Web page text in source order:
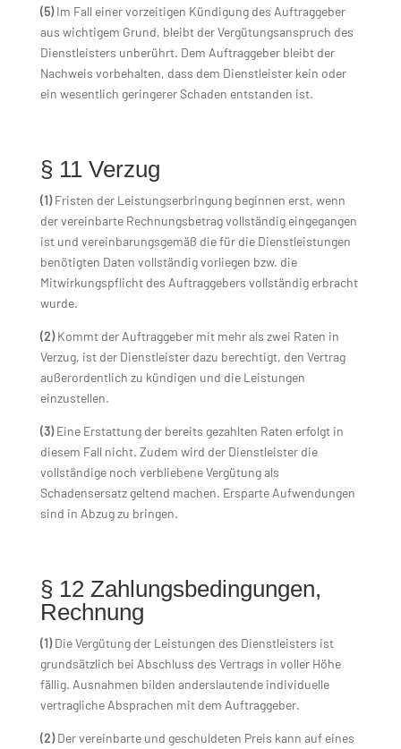
(5)Im Fall einer vorzeitigen Kündigung des Auftraggeber
aus wichtigem Grund, bleibt der Vergütungsanspruch des
Dienstleisters unberührt. Dem Auftraggeber bleibt der
Nachweis vorbehalten, dass dem Dienstleister kein oder
ein wesentlich geringerer Schaden entstanden ist.
§ 11 Verzug
(1)Fristen der Leistungserbringung beginnen erst, wenn
der vereinbarte Rechnungsbetrag vollständig eingegangen
ist und vereinbarungsgemäß die für die Dienstleistungen
benötigten Daten vollständig vorliegen bzw. die
Mitwirkungspflicht des Auftraggebers vollständig erbracht
wurde.
(2)Kommt der Auftraggeber mit mehr als zwei Raten in
Verzug, ist der Dienstleister dazu berechtigt, den Vertrag
außerordentlich zu kündigen und die Leistungen
einzustellen.
(3)Eine Erstattung der bereits gezahlten Raten erfolgt in
diesem Fall nicht. Zudem wird der Dienstleister die
vollständige noch verbliebene Vergütung als
Schadensersatz geltend machen. Ersparte Aufwendungen
sind in Abzug zu bringen.
§ 12 Zahlungsbedingungen,
Rechnung
(1)Die Vergütung der Leistungen des Dienstleisters ist
grundsätzlich bei Abschluss des Vertrags in voller Höhe
fällig. Ausnahmen bilden anderslautende individuelle
vertragliche Absprachen mit dem Auftraggeber.
(2)Der vereinbarte und geschuldeten Preis kann auf eines